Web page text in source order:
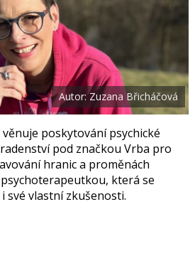
Autor: Zuzana Břicháčová
poskytování psychické
pod značkou Vrba pro
hranic a proměnách
která se
své vlastní zkušenosti.